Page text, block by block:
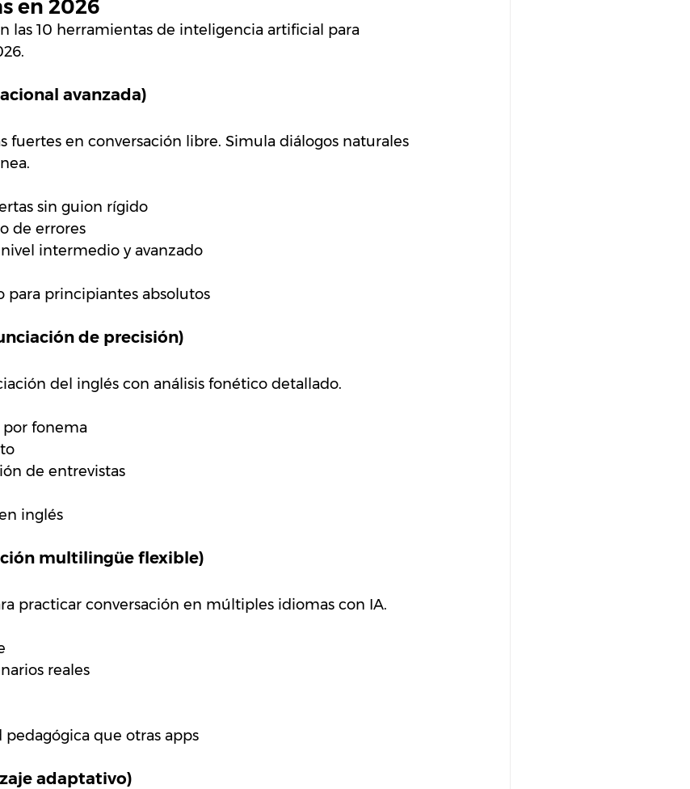
en 2026
las 10 herramientas de inteligencia artificial para
avanzada)
fuertes en conversación libre. Simula diálogos naturales
sin guion rígido
de errores
intermedio y avanzado
para principiantes absolutos
de precisión)
del inglés con análisis fonético detallado.
fonema
de entrevistas
inglés
multilingüe flexible)
practicar conversación en múltiples idiomas con IA.
reales
que otras apps
adaptativo)